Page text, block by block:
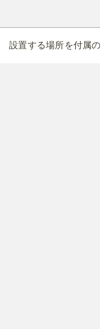
設置する場所を付属